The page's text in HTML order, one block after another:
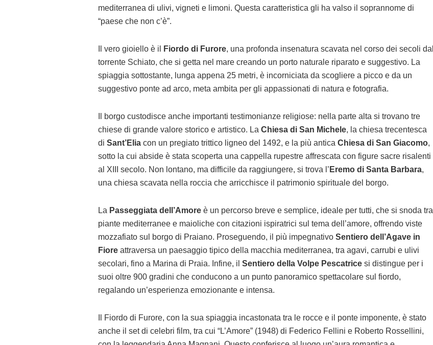
mediterranea di ulivi, vigneti e limoni. Questa caratteristica gli ha valso il soprannome di
“paese che non c’è”.
Il vero gioiello è il Fiordo di Furore, una profonda insenatura scavata nel corso dei secoli dal
torrente Schiato, che si getta nel mare creando un porto naturale riparato e suggestivo. La
spiaggia sottostante, lunga appena 25 metri, è incorniciata da scogliere a picco e da un
suggestivo ponte ad arco, meta ambita per gli appassionati di natura e fotografia.
Il borgo custodisce anche importanti testimonianze religiose: nella parte alta si trovano tre
chiese di grande valore storico e artistico. La Chiesa di San Michele, la chiesa trecentesca
di Sant’Elia con un pregiato trittico ligneo del 1492, e la più antica Chiesa di San Giacomo,
sotto la cui abside è stata scoperta una cappella rupestre affrescata con figure sacre risalenti
al XIII secolo. Non lontano, ma difficile da raggiungere, si trova l’ Eremo di Santa Barbara,
una chiesa scavata nella roccia che arricchisce il patrimonio spirituale del borgo.
La Passeggiata dell’Amore è un percorso breve e semplice, ideale per tutti, che si snoda tra
piante mediterranee e maioliche con citazioni ispiratrici sul tema dell’amore, offrendo viste
mozzafiato sul borgo di Praiano. Proseguendo, il più impegnativo Sentiero dell’Agave in
Fiore attraversa un paesaggio tipico della macchia mediterranea, tra agavi, carrubi e ulivi
secolari, fino a Marina di Praia. Infine, il Sentiero della Volpe Pescatrice si distingue per i
suoi oltre 900 gradini che conducono a un punto panoramico spettacolare sul fiordo,
regalando un’esperienza emozionante e intensa.
Il Fiordo di Furore, con la sua spiaggia incastonata tra le rocce e il ponte imponente, è stato
anche il set di celebri film, tra cui “L’Amore” (1948) di Federico Fellini e Roberto Rossellini,